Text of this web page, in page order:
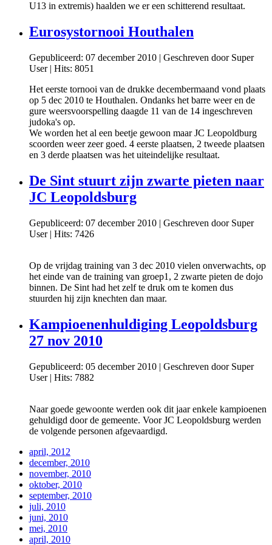
U13 in extremis) haalden we er een schitterend resultaat.
Eurosystornooi Houthalen
Gepubliceerd: 07 december 2010 | Geschreven door Super
User| Hits: 8051
Het eerste tornooi van de drukke decembermaand vond plaats
op 5 dec 2010 te Houthalen. Ondanks het barre weer en de
gure weersvoorspelling daagde 11 van de 14 ingeschreven
judoka's op.
We worden het al een beetje gewoon maar JC Leopoldburg
scoorden weer zeer goed. 4 eerste plaatsen, 2 tweede plaatsen
en 3 derde plaatsen was het uiteindelijke resultaat.
De Sint stuurt zijn zwarte pieten naar
JC Leopoldsburg
Gepubliceerd: 07 december 2010 | Geschreven door Super
User| Hits: 7426
Op de vrijdag training van 3 dec 2010 vielen onverwachts, op
het einde van de training van groep1, 2 zwarte pieten de dojo
binnen. De Sint had het zelf te druk om te komen dus
stuurden hij zijn knechten dan maar.
Kampioenenhuldiging Leopoldsburg
27 nov 2010
Gepubliceerd: 05 december 2010 | Geschreven door Super
User| Hits: 7882
Naar goede gewoonte werden ook dit jaar enkele kampioenen
gehuldigd door de gemeente. Voor JC Leopoldsburg werden
de volgende personen afgevaardigd.
april, 2012
december, 2010
november, 2010
oktober, 2010
september, 2010
juli, 2010
juni, 2010
mei, 2010
april, 2010